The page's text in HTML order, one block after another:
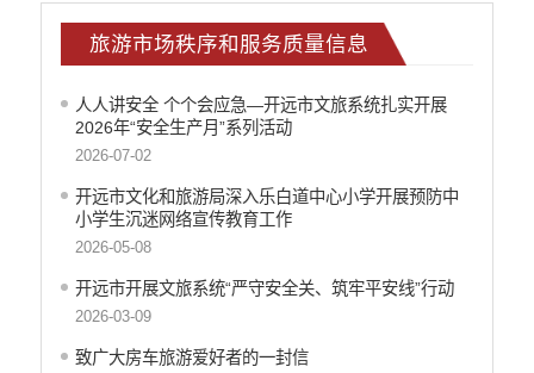
质监信息公开
学校信息公开
住房保障信息公开
旅游市场秩序和服务质量信息公开
旅游市场秩序和服务质量信息
公共卫生健康信息公开
国有土地上房屋征收补偿信息公开
财政预决算
旅游市场秩序和服务质量信息
人人讲安全 个个会应急—开远市文旅系统扎实开展
2026年“安全生产月”系列活动
2026-07-02
开远市文化和旅游局深入乐白道中心小学开展预防中
小学生沉迷网络宣传教育工作
2026-05-08
开远市开展文旅系统“严守安全关、筑牢平安线”行动
2026-03-09
致广大房车旅游爱好者的一封信